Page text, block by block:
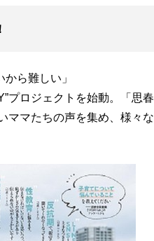
ら難しい」
プロジェクトを始動。「思春
ママたちの声を集め、様々な